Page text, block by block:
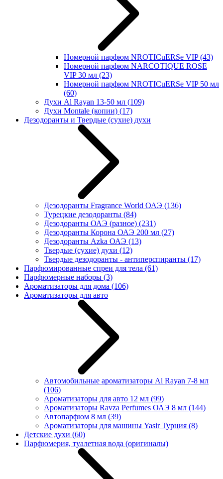
Номерной парфюм NROTICuERSe VIP(43)
Номерной парфюм NARCOTIQUE ROSE
VIP 30 мл (23)
Номерной парфюм NROTICuERSe VIP 50 мл
(60)
Духи Al Rayan 13-50 мл (109)
Духи Montale (копии) (17)
Дезодоранты и Твердые (сухие) духи
Дезодоранты Fragrance World ОАЭ (136)
Турецкие дезодоранты (84)
Дезодоранты ОАЭ (разное) (231)
Дезодоранты Корона ОАЭ 200 мл (27)
Дезодоранты Azka ОАЭ (13)
Твердые (сухие) духи (12)
Твердые дезодоранты - антиперспиранты (17)
Парфюмированные спреи для тела (61)
Парфюмерные наборы (3)
Ароматизаторы для дома (106)
Ароматизаторы для авто
Автомобильные ароматизаторы Al Rayan 7-8 мл
(106)
Ароматизаторы для авто 12 мл (99)
Ароматизаторы Ravza Perfumes ОАЭ 8 мл (144)
Автопарфюм 8 мл (39)
Ароматизаторы для машины Yasir Турция (8)
Детские духи (60)
Парфюмерия, туалетная вода (оригиналы)